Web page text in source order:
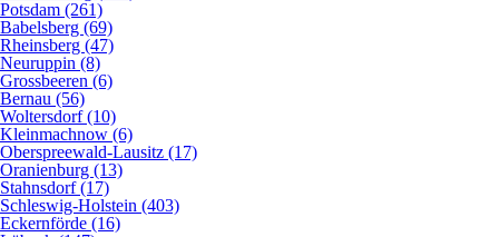
Potsdam (261)
Babelsberg (69)
Rheinsberg (47)
Neuruppin (8)
Grossbeeren (6)
Bernau (56)
Woltersdorf (10)
Kleinmachnow (6)
Oberspreewald-Lausitz (17)
Oranienburg (13)
Stahnsdorf (17)
Schleswig-Holstein (403)
Eckernförde (16)